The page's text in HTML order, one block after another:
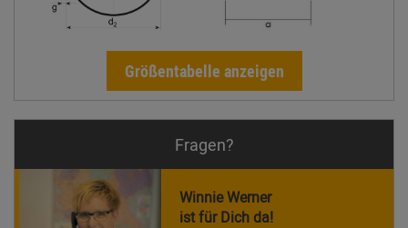
Größentabelle anzeigen
Fragen?
Winnie Werner
ist für Dich da!